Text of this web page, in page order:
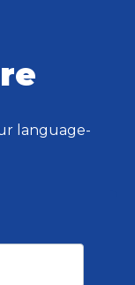
language-